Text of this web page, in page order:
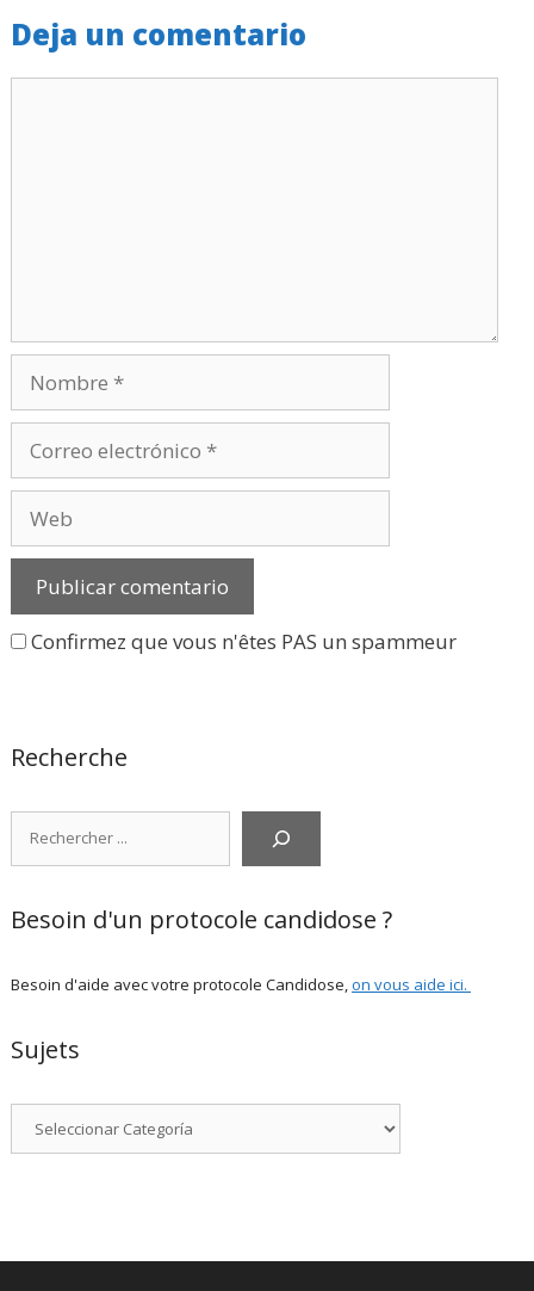
Deja un comentario
electrónico
Confirmez que vous n'êtes PAS un spammeur
Recherche
Besoin d'un protocole candidose ?
Besoin d'aide avec votre protocole Candidose, on vous aide ici.
Sujets